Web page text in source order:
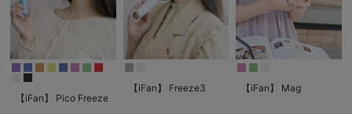
【iFan】 Pico Freeze
【iFan】 Freeze3 【iFan】 Mag